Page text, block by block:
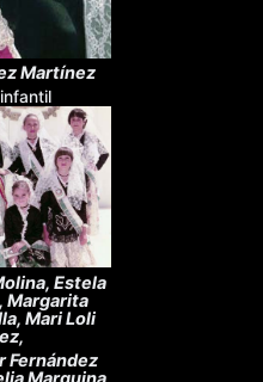
Martínez
Estela
Margarita
Mari Loli
Fernández